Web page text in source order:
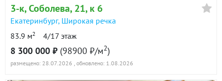
3-к, Соболева, 21, к 6
Екатеринбург, Широкая речка
83.9 м2 4/17 этаж
8 300 000 ₽ (98900 ₽/м2)
размещено: 28.07.2026 , обновлено: 1.08.2026